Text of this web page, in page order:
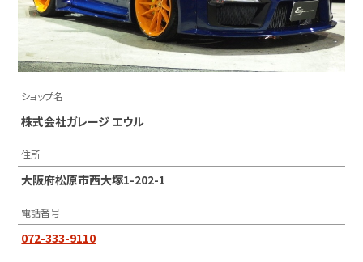
ショップ名
株式会社ガレージ エウル
住所
大阪府松原市西大塚1-202-1
電話番号
072-333-9110